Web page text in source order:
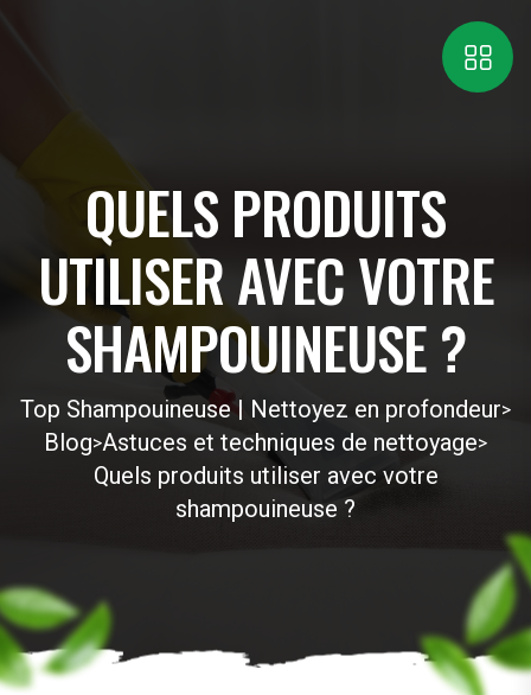
QUELS PRODUITS
UTILISER AVEC VOTRE
SHAMPOUINEUSE ?
Top Shampouineuse | Nettoyez en profondeur>
Blog>Astuces et techniques de nettoyage>
Quels produits utiliser avec votre
shampouineuse ?